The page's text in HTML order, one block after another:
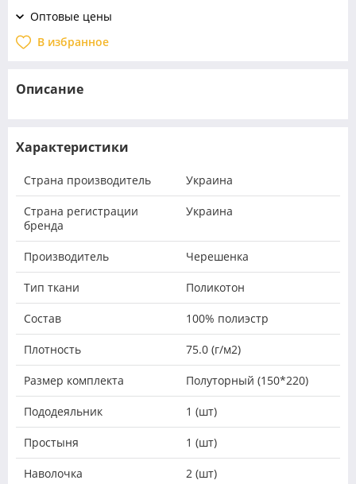
Оптовые цены
В избранное
Описание
Характеристики
Страна производитель Украина
Страна регистрации
бренда
Украина
Производитель Черешенка
Тип ткани Поликотон
Состав 100% полиэстр
Плотность 75.0 (г/м2)
Размер комплекта Полуторный (150*220)
Пододеяльник 1 (шт)
Простыня 1 (шт)
Наволочка 2 (шт)